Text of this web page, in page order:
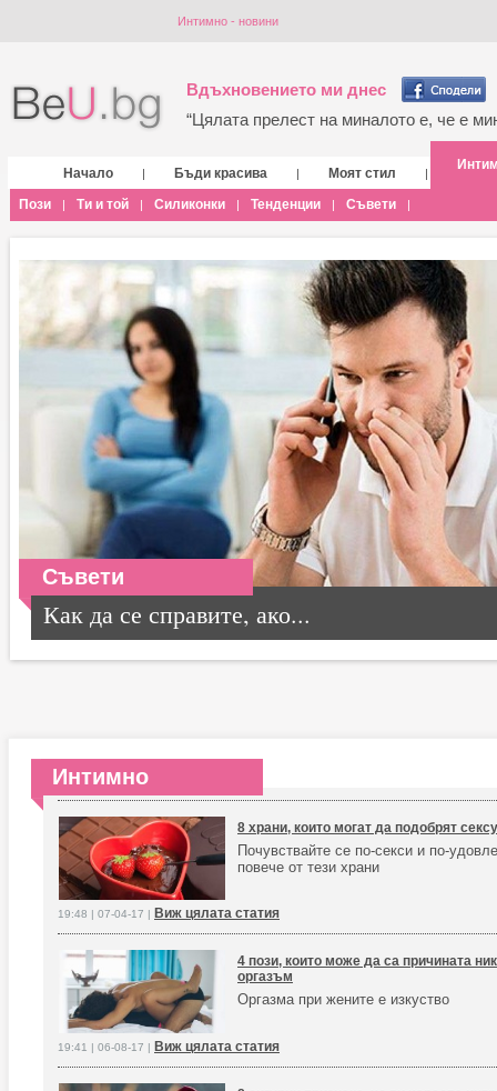
Интимно - новини
Вдъхновението ми днес
“Цялата прелест на миналото е, че е
Начало | Бъди красива | Моят стил |
Пози | Ти и той | Силиконки | Тенденции | Съвети |
Съвети
Как да се справите, ако...
Интимно
8 храни, които могат да подобрят
Почувствайте се по-секси и по-
повече от тези храни
19:48 | 07-04-17 | Виж цялата статия
4 пози, които може да са причината
оргазъм
Оргазма при жените е изкуство
19:41 | 06-08-17 | Виж цялата статия